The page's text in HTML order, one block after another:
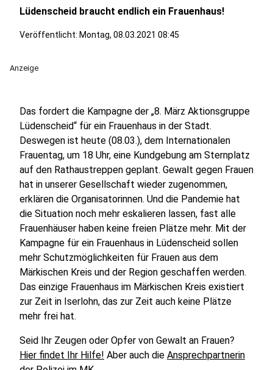
Lüdenscheid braucht endlich ein Frauenhaus!
Veröffentlicht: Montag, 08.03.2021 08:45
Anzeige
Das fordert die Kampagne der „8. März Aktionsgruppe
Lüdenscheid“ für ein Frauenhaus in der Stadt.
Deswegen ist heute (08.03.), dem Internationalen
Frauentag, um 18 Uhr, eine Kundgebung am Sternplatz
auf den Rathaustreppen geplant. Gewalt gegen Frauen
hat in unserer Gesellschaft wieder zugenommen,
erklären die Organisatorinnen. Und die Pandemie hat
die Situation noch mehr eskalieren lassen, fast alle
Frauenhäuser haben keine freien Plätze mehr. Mit der
Kampagne für ein Frauenhaus in Lüdenscheid sollen
mehr Schutzmöglichkeiten für Frauen aus dem
Märkischen Kreis und der Region geschaffen werden.
Das einzige Frauenhaus im Märkischen Kreis existiert
zur Zeit in Iserlohn, das zur Zeit auch keine Plätze
mehr frei hat.
Seid Ihr Zeugen oder Opfer von Gewalt an Frauen?
Hier findet Ihr Hilfe! Aber auch die Ansprechpartnerin